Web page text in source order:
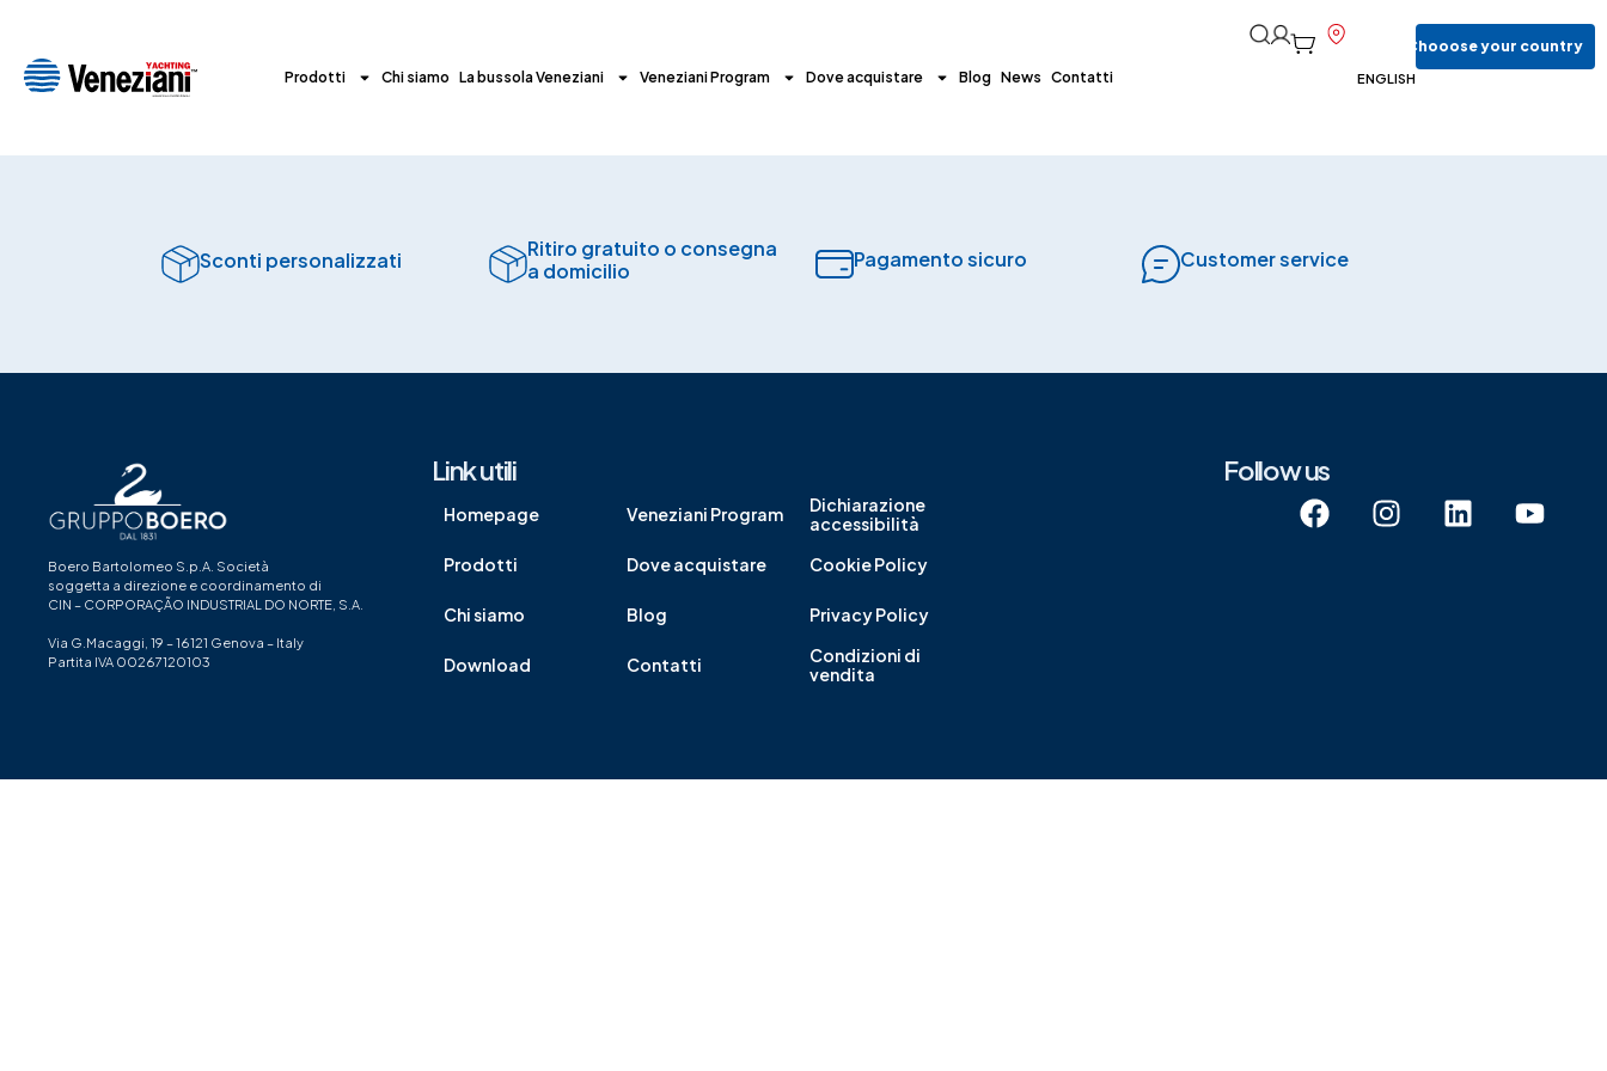
Prodotti Chi siamo La bussola Veneziani Veneziani Program Dove acquistare Blog News Contatti
Choooseyour country
ENGLISH
Sconti personalizzati
Ritiro gratuito o consegna
a domicilio
Pagamento sicuro​ Customer service
Boero Bartolomeo S.p.A. Società
soggetta a direzione e coordinamento di
CIN – CORPORAÇÃO INDUSTRIAL DO NORTE, S.A.
Via G.Macaggi, 19 – 16121 Genova – Italy
Partita IVA 00267120103
Link utili
Homepage
Prodotti
Chi siamo
Download
Veneziani Program
Dove acquistare
Blog
Contatti
Dichiarazione
accessibilità
Cookie Policy
Privacy Policy
Condizioni di
vendita
Follow us